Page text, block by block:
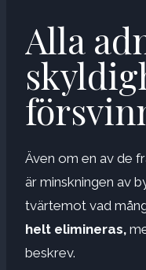
Alla
Även om en av de
är minskningen av
tvärtemot vad
helt elimineras,
beskrev.